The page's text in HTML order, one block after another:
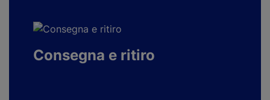
Consegna e ritiro